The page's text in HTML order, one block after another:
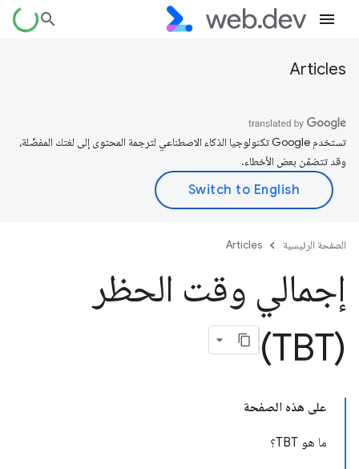
Articles
تستخدم Google تكنولوجيا الذكاء الاصطناعي لترجمة المحتوى إلى لغتك المفضّلة،
وقد تتضمّن بعض الأخطاء.
الصفحة الرئيسية Articles
إجمالي وقت الحظر
(TBT)
على هذه الصفحة
ما هو TBT؟